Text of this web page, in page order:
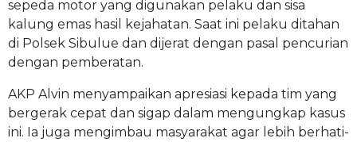
sepeda motor yang digunakan pelaku dan sisa
kalung emas hasil kejahatan. Saat ini pelaku ditahan
di Polsek Sibulue dan dijerat dengan pasal pencurian
dengan pemberatan.
AKP Alvin menyampaikan apresiasi kepada tim yang
bergerak cepat dan sigap dalam mengungkap kasus
ini. Ia juga mengimbau masyarakat agar lebih berhati-